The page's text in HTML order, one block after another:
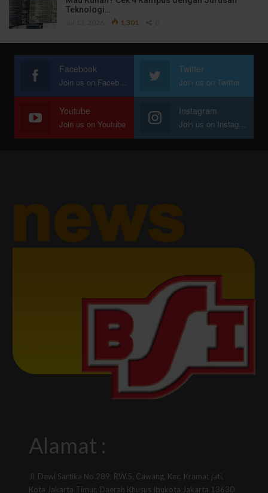
Teknologi…
1,301
Facebook
Join us on Facebook
Twitter
Join us on Twitter
Youtube
Join us on Youtube
Instagram
Join us on Instagram
Alamat :
Jl. Dewi Sartika No.289, RW.5, Cawang, Kec. Kramat jati,
Kota Jakarta Timur, Daerah Khusus Ibukota Jakarta 13630